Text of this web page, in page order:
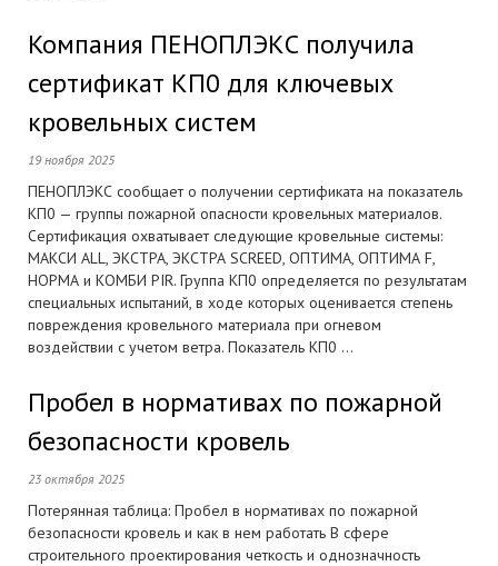
Компания ПЕНОПЛЭКС получила
сертификат КП0 для ключевых
кровельных систем
19 ноября 2025
ПЕНОПЛЭКС сообщает о получении сертификата на показатель
КП0 — группы пожарной опасности кровельных материалов.
Сертификация охватывает следующие кровельные системы:
МАКСИ ALL, ЭКСТРА, ЭКСТРА SCREED, ОПТИМА, ОПТИМА F,
НОРМА и КОМБИ PIR. Группа КП0 определяется по результатам
специальных испытаний, в ходе которых оценивается степень
повреждения кровельного материала при огневом
воздействии с учетом ветра. Показатель КП0 ...
Пробел в нормативах по пожарной
безопасности кровель
23 октября 2025
Потерянная таблица: Пробел в нормативах по пожарной
безопасности кровель и как в нем работать В сфере
строительного проектирования четкость и однозначность